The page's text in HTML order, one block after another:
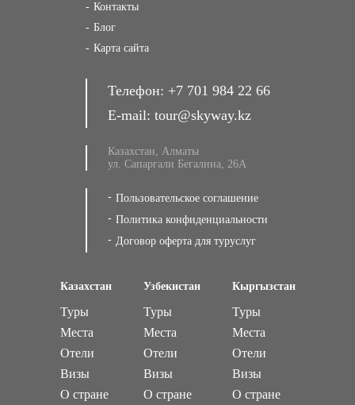
Контакты
Блог
Карта сайта
Телефон: +7 701 984 22 66
E-mail: tour@skyway.kz
Казахстан, Алматы
ул. Сапаргали Бегалина, 26А
Пользовательское соглашение
Политика конфиденциальности
Договор оферта для туруслуг
Казахстан
Туры
Места
Отели
Визы
О стране
Узбекистан
Туры
Места
Отели
Визы
О стране
Кыргызстан
Туры
Места
Отели
Визы
О стране